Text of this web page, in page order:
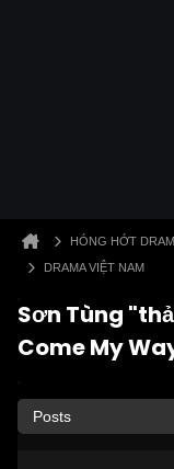
HÓNG HỚT
DRAMA VIỆT NAM
Sơn Tùng
Come My